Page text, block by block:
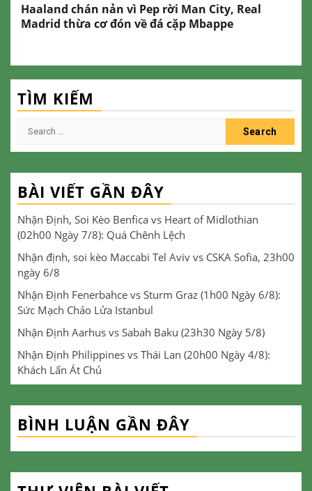
Haaland chán nản vì Pep rời Man City, Real
Madrid thừa cơ đón về đá cặp Mbappe
TÌM KIẾM
Search
BÀI VIẾT GẦN ĐÂY
Nhận Định, Soi Kèo Benfica vs Heart of Midlothian
(02h00 Ngày 7/8): Quá Chênh Lệch
Nhận định, soi kèo Maccabi Tel Aviv vs CSKA Sofia, 23h00
ngày 6/8
Nhận Định Fenerbahce vs Sturm Graz (1h00 Ngày 6/8):
Sức Mạch Chảo Lửa Istanbul
Nhận Định Aarhus vs Sabah Baku (23h30 Ngày 5/8)
Nhận Định Philippines vs Thái Lan (20h00 Ngày 4/8):
Khách Lấn Át Chủ
BÌNH LUẬN GẦN ĐÂY